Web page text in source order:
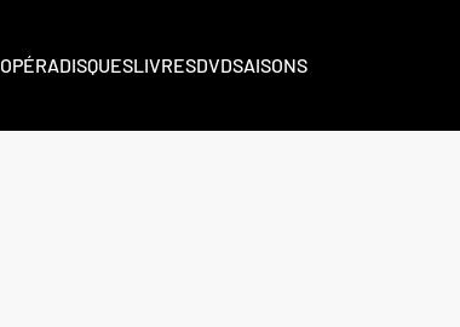
OPÉRADISQUESLIVRESDVDSAISONS